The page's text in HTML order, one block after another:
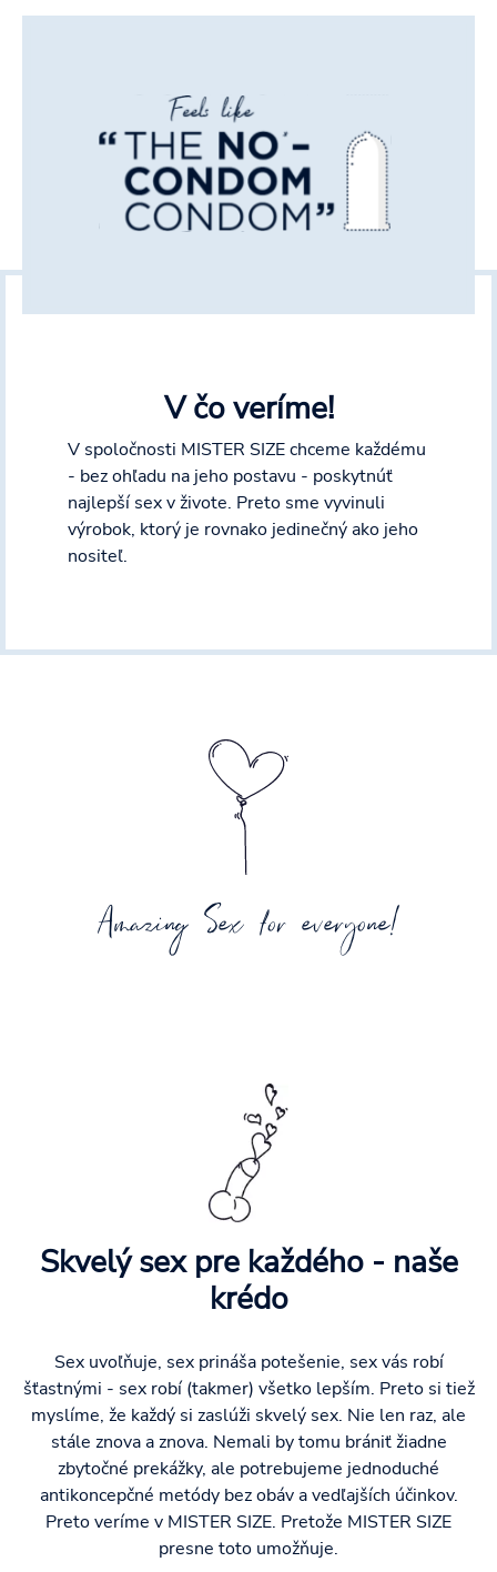
V čo veríme!
V spoločnosti MISTER SIZE chceme každému
- bez ohľadu na jeho postavu - poskytnúť
najlepší sex v živote. Preto sme vyvinuli
výrobok, ktorý je rovnako jedinečný ako jeho
nositeľ.
Amazing Sex for everyone!
Skvelý sex pre každého - naše
krédo
Sex uvoľňuje, sex prináša potešenie, sex vás robí
šťastnými - sex robí (takmer) všetko lepším. Preto si tiež
myslíme, že každý si zaslúži skvelý sex. Nie len raz, ale
stále znova a znova. Nemali by tomu brániť žiadne
zbytočné prekážky, ale potrebujeme jednoduché
antikoncepčné metódy bez obáv a vedľajších účinkov.
Preto veríme v MISTER SIZE. Pretože MISTER SIZE
presne toto umožňuje.